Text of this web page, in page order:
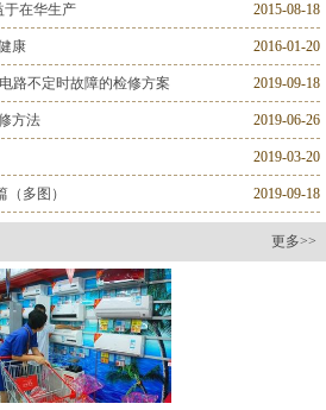
2015-08-18
于在华生产
2016-01-20
康
2019-09-18
路不定时故障的检修方案
2019-06-26
方法
2019-03-20
2019-09-18
多图）
更多>>